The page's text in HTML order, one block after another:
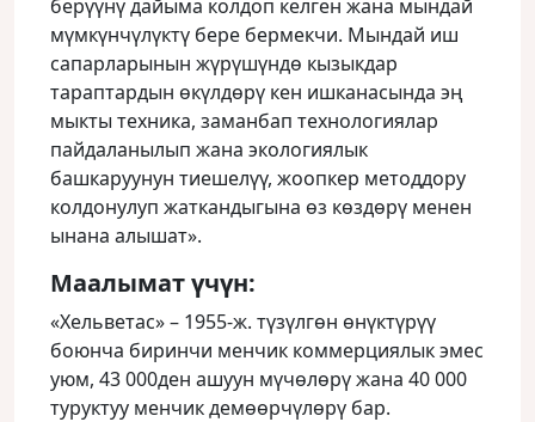
берүүнү дайыма колдоп келген жана мындай
мүмкүнчүлүктү бере бермекчи. Мындай иш
сапарларынын жүрүшүндө кызыкдар
тараптардын өкүлдөрү кен ишканасында эң
мыкты техника, заманбап технологиялар
пайдаланылып жана экологиялык
башкаруунун тиешелүү, жоопкер методдору
колдонулуп жаткандыгына өз көздөрү менен
ынана алышат».
Маалымат үчүн:
«Хельветас» – 1955-ж. түзүлгөн өнүктүрүү
боюнча биринчи менчик коммерциялык эмес
уюм, 43 000ден ашуун мүчөлөрү жана 40 000
туруктуу менчик демөөрчүлөрү бар.